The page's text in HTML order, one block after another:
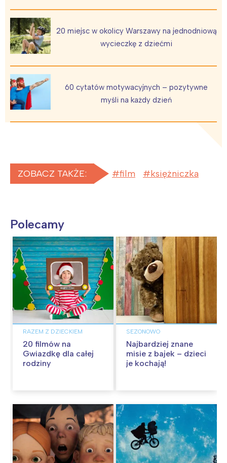
20 miejsc w okolicy Warszawy na jednodniową
wycieczkę z dziećmi
60 cytatów motywacyjnych – pozytywne
myśli na każdy dzień
ZOBACZ TAKŻE: film księżniczka
Polecamy
RAZEM Z DZIECKIEM
20 filmów na
Gwiazdkę dla całej
rodziny
SEZONOWO
Najbardziej znane
misie z bajek – dzieci
je kochają!